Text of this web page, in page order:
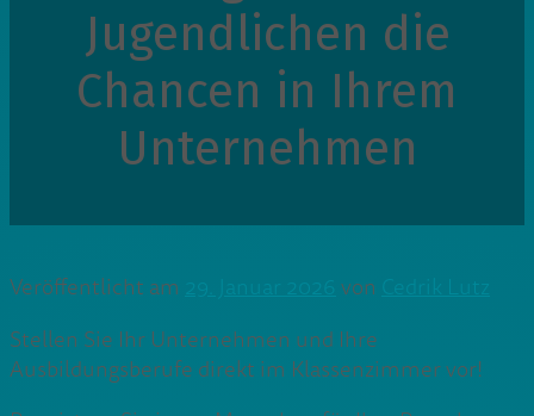
Jugendlichen die
Chancen in Ihrem
Unternehmen
Veröffentlicht am von
Stellen Sie Ihr Unternehmen und Ihre
Ausbildungsberufe direkt im Klassenzimmer vor!